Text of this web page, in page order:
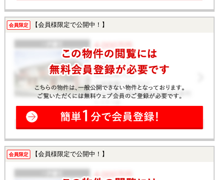
会員限定 【会員様限定で公開中！】
会員限定 【会員様限定で公開中！】